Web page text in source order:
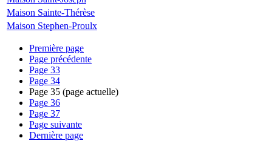
Maison Sainte-Thérèse
Maison Stephen-Proulx
Première page
Page précédente
Page 33
Page 34
Page 35 (page actuelle)
Page 36
Page 37
Page suivante
Dernière page